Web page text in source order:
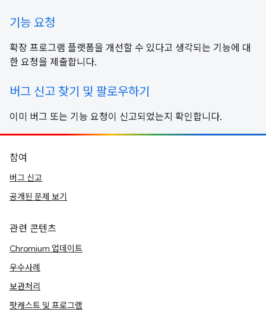
기능 요청
확장 프로그램 플랫폼을 개선할 수 있다고 생각되는 기능에 대
한 요청을 제출합니다.
버그 신고 찾기 및 팔로우하기
이미 버그 또는 기능 요청이 신고되었는지 확인합니다.
참여
버그 신고
공개된 문제 보기
관련 콘텐츠
Chromium 업데이트
우수사례
보관처리
팟캐스트 및 프로그램